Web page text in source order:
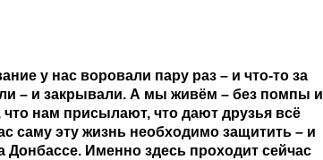
у нас воровали пару раз – и что-то за
– и закрывали. А мы живём – без помпы и
нам присылают, что дают друзья всё
саму эту жизнь необходимо защитить – и
Донбассе. Именно здесь проходит сейчас